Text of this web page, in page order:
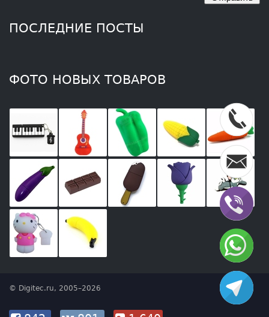
ПОСЛЕДНИЕ ПОСТЫ
ФОТО НОВЫХ ТОВАРОВ
© Digitec.ru, 2005–2026